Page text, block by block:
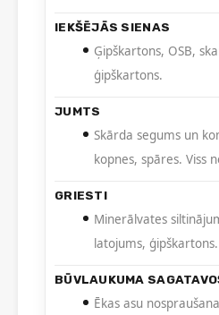
IEKŠĒJĀS SIENAS
Ģipškartons, OSB,
ģipškartons.
JUMTS
Skārda segums un
kopnes, spāres. Viss
GRIESTI
Minerālvates
latojums, ģipškartons.
BŪVLAUKUMA
Ēkas asu